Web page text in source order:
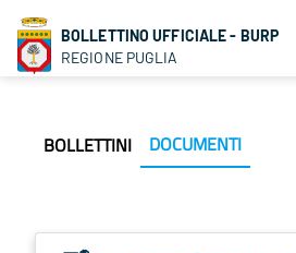
BOLLETTINO UFFICIALE - BURP
REGIONE PUGLIA
BOLLETTINI DOCUMENTI